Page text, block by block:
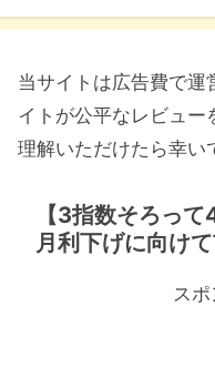
当サイトは広告費で運
イトが公平なレビュー
理解いただけたら幸い
【3指数そろっ
月利下げに向け
ス